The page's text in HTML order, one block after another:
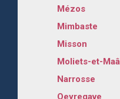
Mézos
Mimbaste
Misson
Moliets-et-Maâ
Narrosse
Oeyregave